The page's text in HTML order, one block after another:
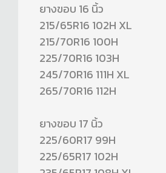
ยางขอบ 16 นิ้ว
215/65R16 102H XL
215/70R16 100H
225/70R16 103H
245/70R16 111H XL
265/70R16 112H
ยางขอบ 17 นิ้ว
225/60R17 99H
225/65R17 102H